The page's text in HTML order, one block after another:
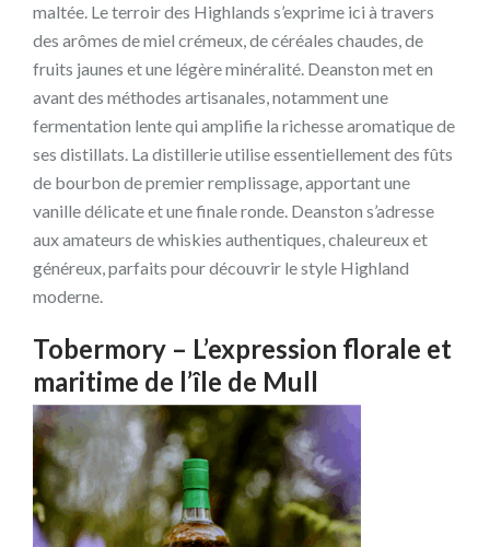
maltée. Le terroir des Highlands s’exprime ici à travers
des arômes de miel crémeux, de céréales chaudes, de
fruits jaunes et une légère minéralité. Deanston met en
avant des méthodes artisanales, notamment une
fermentation lente qui amplifie la richesse aromatique de
ses distillats. La distillerie utilise essentiellement des fûts
de bourbon de premier remplissage, apportant une
vanille délicate et une finale ronde. Deanston s’adresse
aux amateurs de whiskies authentiques, chaleureux et
généreux, parfaits pour découvrir le style Highland
moderne.
Tobermory – L’expression florale et
maritime de l’île de Mull